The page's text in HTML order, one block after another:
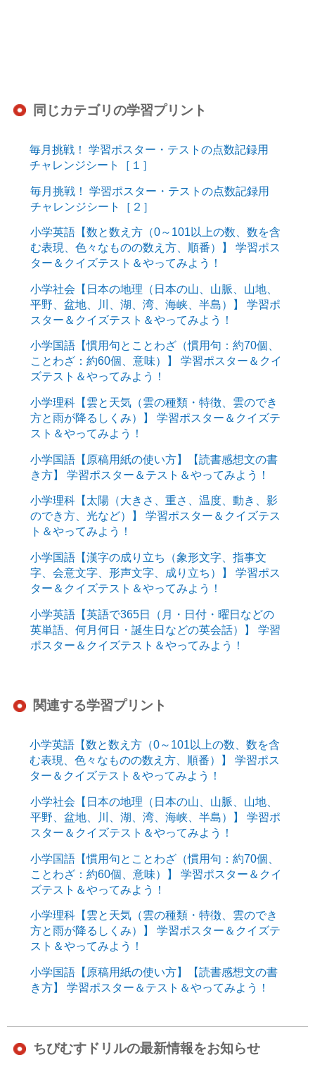
同じカテゴリの学習プリント
毎月挑戦！ 学習ポスター・テストの点数記録用
チャレンジシート［１］
毎月挑戦！ 学習ポスター・テストの点数記録用
チャレンジシート［２］
小学英語【数と数え方（0～101以上の数、数を含
む表現、色々なものの数え方、順番）】 学習ポス
ター＆クイズテスト＆やってみよう！
小学社会【日本の地理（日本の山、山脈、山地、
平野、盆地、川、湖、湾、海峡、半島）】 学習ポ
スター＆クイズテスト＆やってみよう！
小学国語【慣用句とことわざ（慣用句：約70個、
ことわざ：約60個、意味）】 学習ポスター＆クイ
ズテスト＆やってみよう！
小学理科【雲と天気（雲の種類・特徴、雲のでき
方と雨が降るしくみ）】 学習ポスター＆クイズテ
スト＆やってみよう！
小学国語【原稿用紙の使い方】【読書感想文の書
き方】 学習ポスター＆テスト＆やってみよう！
小学理科【太陽（大きさ、重さ、温度、動き、影
のでき方、光など）】 学習ポスター＆クイズテス
ト＆やってみよう！
小学国語【漢字の成り立ち（象形文字、指事文
字、会意文字、形声文字、成り立ち）】 学習ポス
ター＆クイズテスト＆やってみよう！
小学英語【英語で365日（月・日付・曜日などの
英単語、何月何日・誕生日などの英会話）】 学習
ポスター＆クイズテスト＆やってみよう！
関連する学習プリント
小学英語【数と数え方（0～101以上の数、数を含
む表現、色々なものの数え方、順番）】 学習ポス
ター＆クイズテスト＆やってみよう！
小学社会【日本の地理（日本の山、山脈、山地、
平野、盆地、川、湖、湾、海峡、半島）】 学習ポ
スター＆クイズテスト＆やってみよう！
小学国語【慣用句とことわざ（慣用句：約70個、
ことわざ：約60個、意味）】 学習ポスター＆クイ
ズテスト＆やってみよう！
小学理科【雲と天気（雲の種類・特徴、雲のでき
方と雨が降るしくみ）】 学習ポスター＆クイズテ
スト＆やってみよう！
小学国語【原稿用紙の使い方】【読書感想文の書
き方】 学習ポスター＆テスト＆やってみよう！
ちびむすドリルの最新情報をお知らせ